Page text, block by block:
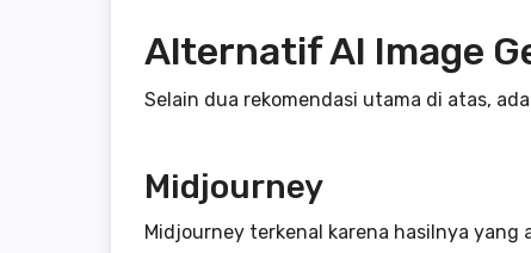
Alternatif AI Image
Selain dua rekomendasi utama di atas,
Midjourney
Midjourney terkenal karena hasilnya